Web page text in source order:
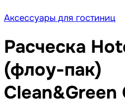
Аксессуары для гостиниц
Расческа
(флоу-пак)
Clean&Green